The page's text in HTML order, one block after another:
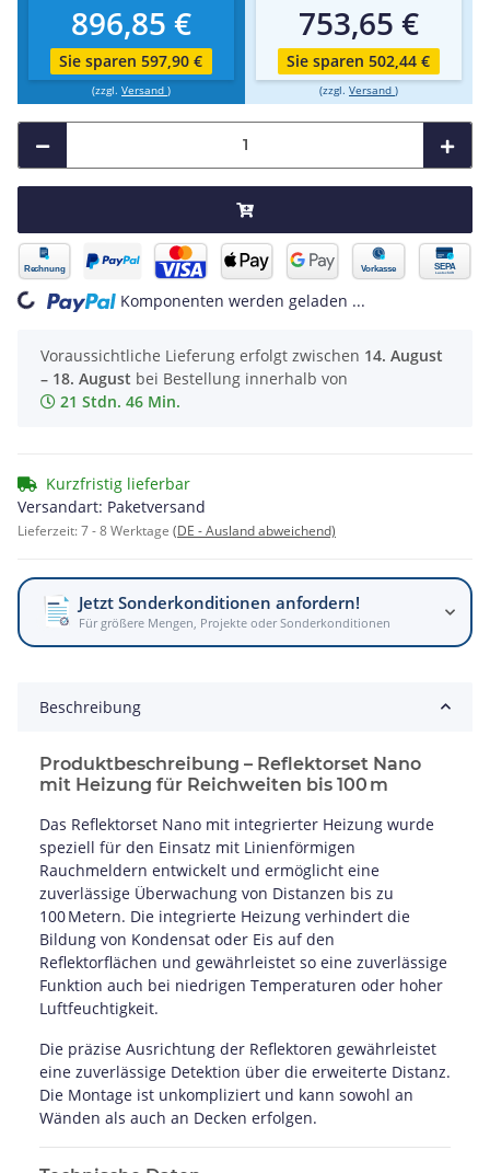
896,85 €
Sie sparen 597,90 €
(zzgl. Versand )
753,65 €
Sie sparen 502,44 €
(zzgl. Versand )
Komponenten werden geladen ...
Voraussichtliche Lieferung erfolgt zwischen 14. August
– 18. August bei Bestellung innerhalb von
21 Stdn. 46 Min.
Kurzfristig lieferbar
Versandart: Paketversand
Lieferzeit:7 - 8 Werktage (DE - Ausland abweichend)
Jetzt Sonderkonditionen anfordern!
Für größere Mengen, Projekte oder Sonderkonditionen
Beschreibung
Produktbeschreibung – Reflektorset Nano
mit Heizung für Reichweiten bis 100 m
Das Reflektorset Nano mit integrierter Heizung wurde
speziell für den Einsatz mit Linienförmigen
Rauchmeldern entwickelt und ermöglicht eine
zuverlässige Überwachung von Distanzen bis zu
100 Metern. Die integrierte Heizung verhindert die
Bildung von Kondensat oder Eis auf den
Reflektorflächen und gewährleistet so eine zuverlässige
Funktion auch bei niedrigen Temperaturen oder hoher
Luftfeuchtigkeit.​
Die präzise Ausrichtung der Reflektoren gewährleistet
eine zuverlässige Detektion über die erweiterte Distanz.
Die Montage ist unkompliziert und kann sowohl an
Wänden als auch an Decken erfolgen.